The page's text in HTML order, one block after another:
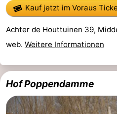
Kauf jetzt im Voraus
Achter de Houttuinen 39,
web. Weitere Informationen
Hof Poppendamme